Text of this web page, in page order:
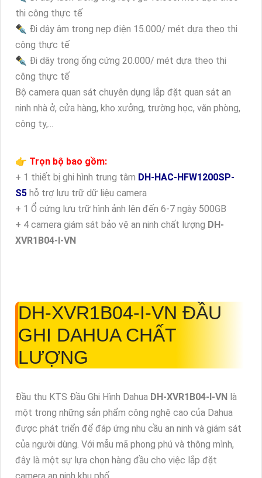
thi công thực tế
✒ Đi dây âm trong nẹp điện 15.000/ mét dựa theo thi
công thực tế
✒ Đi dây trong ống cứng 20.000/ mét dựa theo thi
công thực tế
Bộ camera quan sát chuyên dụng lắp đặt quan sát an
ninh nhà ở, cửa hàng, kho xưởng, trường học, văn phòng,
công ty,...
👉 Trọn bộ bao gồm:
+ 1 thiết bị ghi hình trung tâm DH-HAC-HFW1200SP-
S5 hỗ trợ lưu trữ dữ liệu camera
+ 1 Ổ cứng lưu trữ hình ảnh lên đến 6-7 ngày 500GB
+ 4 camera giám sát bảo vệ an ninh chất lượng DH-
XVR1B04-I-VN
DH-XVR1B04-I-VN ĐẦU
GHI DAHUA CHẤT
LƯỢNG
Đầu thu KTS Đầu Ghi Hình Dahua DH-XVR1B04-I-VN là
một trong những sản phẩm công nghệ cao của Dahua
được phát triển để đáp ứng nhu cầu an ninh và giám sát
của người dùng. Với mẫu mã phong phú và thông mình,
đây là một sự lựa chọn hàng đầu cho việc lắp đặt
camera an ninh khu phố.